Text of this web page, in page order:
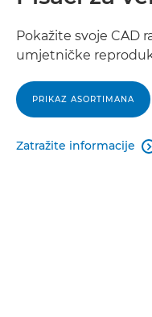
Pokažite svoje CAD
umjetničke
PRIKAZ ASORTIMANA
Zatražite informacije 